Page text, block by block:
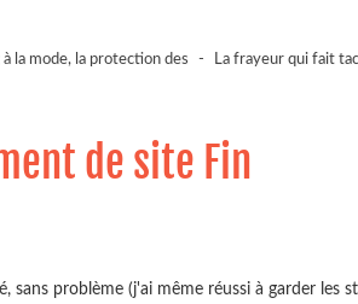
à la mode, la protection des - La frayeur qui fait
de site Fin
sans problème (j'ai même réussi à garder les